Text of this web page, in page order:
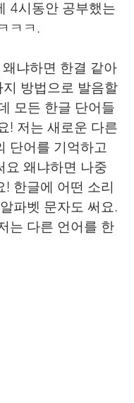
4시동안 공부했는
ㅋㅋ.
냐하면 한결 같아
방법으로 발음할
모든 한글 단어들
! 저는 새로운 다른
단어를 기억하고
요 왜냐하면 나중
한글에 어떤 소리
파벳 문자도 써요.
는 다른 언어를 한